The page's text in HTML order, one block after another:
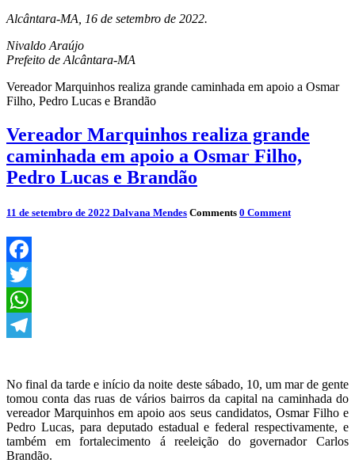
Alcântara-MA, 16 de setembro de 2022.
Nivaldo Araújo
Prefeito de Alcântara-MA
Vereador Marquinhos realiza grande caminhada em apoio a Osmar
Filho, Pedro Lucas e Brandão
Vereador Marquinhos realiza grande
caminhada em apoio a Osmar Filho,
Pedro Lucas e Brandão
11 de setembro de 2022 Dalvana Mendes Comments 0 Comment
Facebook
Twitter
WhatsApp
No final da tarde e início da noite deste sábado, 10, um mar de gente
tomou conta das ruas de vários bairros da capital na caminhada do
vereador Marquinhos em apoio aos seus candidatos, Osmar Filho e
Pedro Lucas, para deputado estadual e federal respectivamente, e
também em fortalecimento á reeleição do governador Carlos
Brandão.